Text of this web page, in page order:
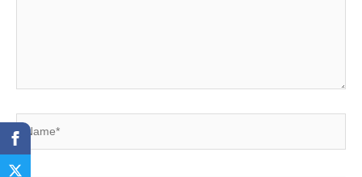
Name*